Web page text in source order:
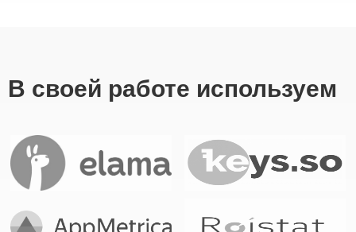
В своей работе используем